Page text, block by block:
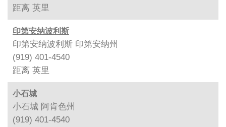
距离 英里
印第安纳波利斯
印第安纳波利斯 印第安纳州
(919) 401-4540
距离 英里
小石城
小石城 阿肯色州
(919) 401-4540